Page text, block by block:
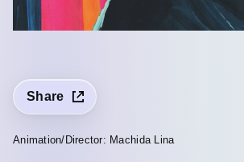
Share
Animation/Director: Machida Lina